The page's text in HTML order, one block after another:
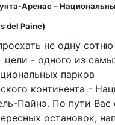
Аренас –
del Paine)
не одну
цели - одного из
парков
континента -
Пайнэ. По пути Вас
остановок,